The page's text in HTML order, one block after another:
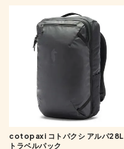
cotopaxi コトパクシ アルパ28L
トラベルパック